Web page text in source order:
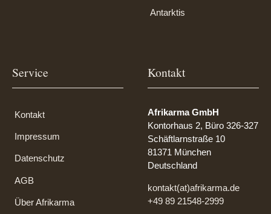
Antarktis
Service
Kontakt
Impressum
Datenschutz
AGB
Über Afrikarma
Kontakt
Afrikarma GmbH
Kontorhaus 2, Büro 326-327
Schäftlarnstraße 10
81371 München
Deutschland
kontakt(at)afrikarma.de
+49 89 21548-2999